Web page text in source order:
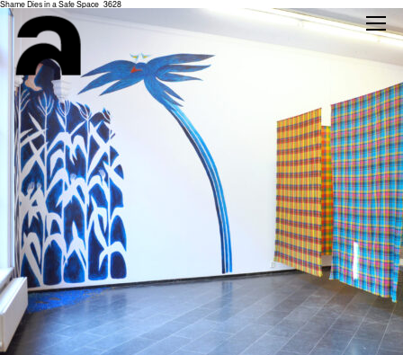
Shame Dies in a Safe Space_3628